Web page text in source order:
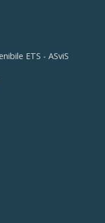
ETS - ASviS